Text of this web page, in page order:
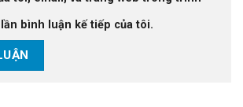
bình luận kế tiếp của tôi.